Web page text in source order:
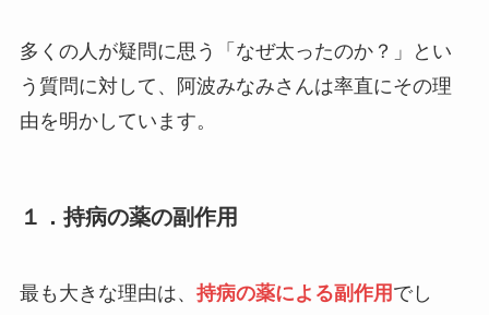
多くの人が疑問に思う「なぜ太ったのか？」とい
う質問に対して、阿波みなみさんは率直にその理
由を明かしています。
１．持病の薬の副作用
最も大きな理由は、 持病の薬による副作用 でし